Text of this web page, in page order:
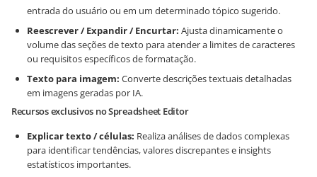
entrada do usuário ou em um determinado tópico sugerido.
Reescrever / Expandir / Encurtar: Ajusta dinamicamente o
volume das seções de texto para atender a limites de caracteres
ou requisitos específicos de formatação.
Texto para imagem: Converte descrições textuais detalhadas
em imagens geradas por IA.
Recursos exclusivos no Spreadsheet Editor
Explicar texto / células: Realiza análises de dados complexas
para identificar tendências, valores discrepantes e insights
estatísticos importantes.